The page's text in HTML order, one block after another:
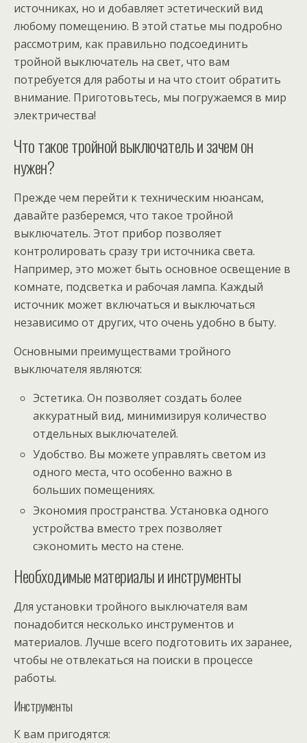
источниках, но и добавляет эстетический вид
любому помещению. В этой статье мы подробно
рассмотрим, как правильно подсоединить
тройной выключатель на свет, что вам
потребуется для работы и на что стоит обратить
внимание. Приготовьтесь, мы погружаемся в мир
электричества!
Что такое тройной выключатель и зачем он
нужен?
Прежде чем перейти к техническим нюансам,
давайте разберемся, что такое тройной
выключатель. Этот прибор позволяет
контролировать сразу три источника света.
Например, это может быть основное освещение в
комнате, подсветка и рабочая лампа. Каждый
источник может включаться и выключаться
независимо от других, что очень удобно в быту.
Основными преимуществами тройного
выключателя являются:
Эстетика. Он позволяет создать более
аккуратный вид, минимизируя количество
отдельных выключателей.
Удобство. Вы можете управлять светом из
одного места, что особенно важно в
больших помещениях.
Экономия пространства. Установка одного
устройства вместо трех позволяет
сэкономить место на стене.
Необходимые материалы и инструменты
Для установки тройного выключателя вам
понадобится несколько инструментов и
материалов. Лучше всего подготовить их заранее,
чтобы не отвлекаться на поиски в процессе
работы.
Инструменты
К вам пригодятся: